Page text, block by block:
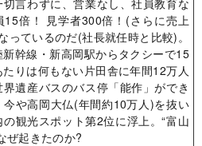
15倍！ 見学者300倍！(さらに売上
っているのだ(社長就任時と比較)。
幹線・新高岡駅からタクシーで15
りは何もない片田舎に年間12万人
遺産バスのバス停「能作」ができ
今や高岡大仏(年間約10万人)を抜い
の観光スポット第2位に浮上。“富山
ぜ起きたのか?